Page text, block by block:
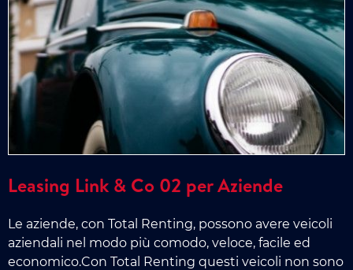
Leasing Link & Co 02 per Aziende
Le aziende, con Total Renting, possono avere veicoli
aziendali nel modo più comodo, veloce, facile ed
economico.Con Total Renting questi veicoli non sono